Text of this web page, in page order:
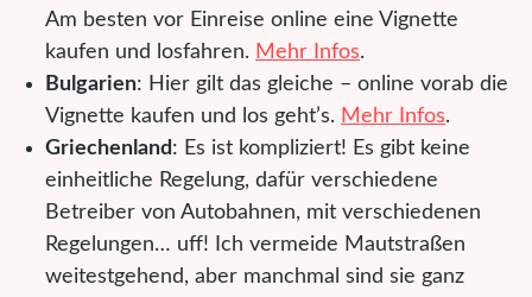
Am besten vor Einreise online eine Vignette
kaufen und losfahren. Mehr Infos.
Bulgarien: Hier gilt das gleiche – online vorab die
Vignette kaufen und los geht’s. Mehr Infos.
Griechenland: Es ist kompliziert! Es gibt keine
einheitliche Regelung, dafür verschiedene
Betreiber von Autobahnen, mit verschiedenen
Regelungen… uff! Ich vermeide Mautstraßen
weitestgehend, aber manchmal sind sie ganz